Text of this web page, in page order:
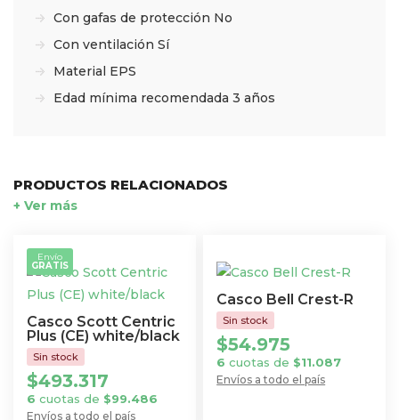
Con gafas de protección No
Con ventilación Sí
Material EPS
Edad mínima recomendada 3 años
PRODUCTOS RELACIONADOS
+ Ver más
Casco Scott Centric
Plus (CE) white/black
Envío
GRATIS
Envíos a todo el país
$493.317
6 cuotas de $99.486
Casco Bell Crest-R
Envíos a todo el país
$54.975
6 cuotas de $11.087